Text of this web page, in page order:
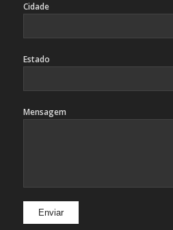
Cidade
Estado
Mensagem